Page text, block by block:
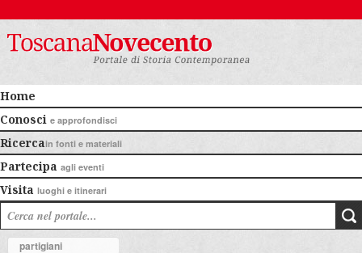
Home
Conosci e approfondisci
Ricercain fonti e materiali
Partecipa agli eventi
Visita luoghi e itinerari
partigiani